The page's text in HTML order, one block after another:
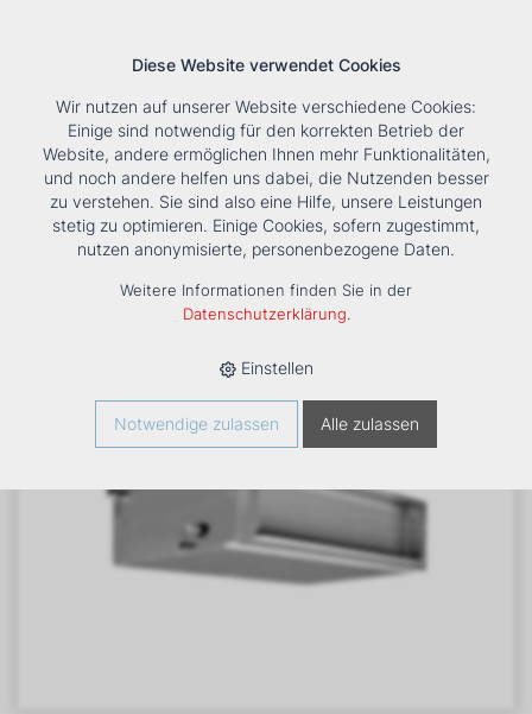
Tools Unternehmen Karriere KontaktSuche
HOME › PRODUKTE › KÄLTE/KLIMA › FANCOILS › DXF ECM 34
KANALGERÄT
Diese Website verwendet Cookies
Wir nutzen auf unserer Website verschiedene Cookies:
Einige sind notwendig für den korrekten Betrieb der
Website, andere ermöglichen Ihnen mehr Funktionalitäten,
und noch andere helfen uns dabei, die Nutzenden besser
zu verstehen. Sie sind also eine Hilfe, unsere Leistungen
stetig zu optimieren. Einige Cookies, sofern zugestimmt,
nutzen anonymisierte, personenbezogene Daten.
Weitere Informationen finden Sie in der
Datenschutzerklärung.
Einstellen
Notwendige zulassen Alle zulassen